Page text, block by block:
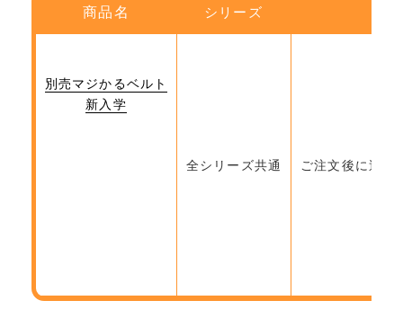
商品名 シリーズ
別売マジかるベルト
新入学
全シリーズ共通 ご注文後に送信